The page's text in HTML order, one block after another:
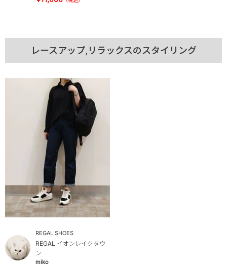
レースアップ,リラックスのスタイリング
REGAL SHOES
REGAL イオンレイクタウ
ン
miko